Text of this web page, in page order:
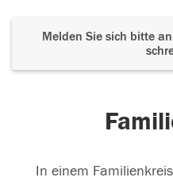
Melden Sie sich bitte
In einem